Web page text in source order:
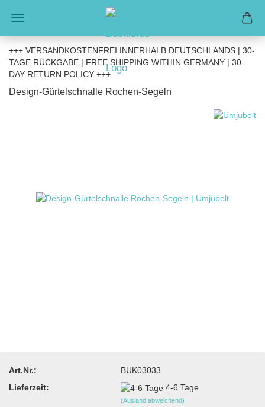
+++ VERSANDKOSTENFREI INNERHALB DEUTSCHLANDS | 30-
TAGE RÜCKGABE | FREE SHIPPING WITHIN GERMANY | 30-
DAY RETURN POLICY +++
Design-Gürtelschnalle Rochen-Segeln
Art.Nr.:
BUK03033
Lieferzeit:
4-6 Tage
(Ausland abweichend)